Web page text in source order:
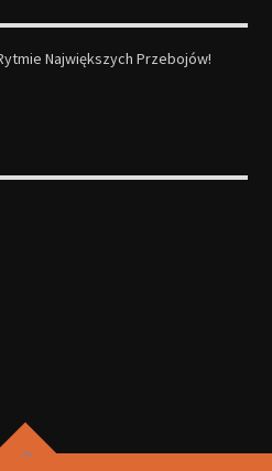
Największych Przebojów!